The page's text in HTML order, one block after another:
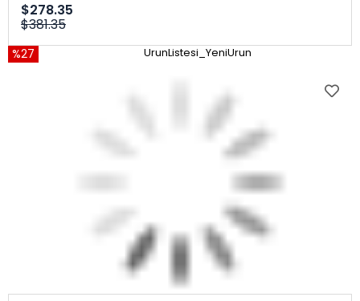
$278.35
$381.35
%27 UrunListesi_YeniUrun